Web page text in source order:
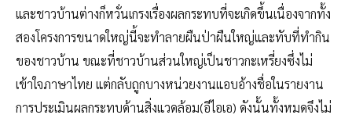
และชาวบ้านต่างก็หวั่นเกรงเรื่องผลกระทบที่จะเกิดขึ้นเนื่องจากทั้ง
สองโครงการขนาดใหญ่นี้จะทำลายผืนป่าผืนใหญ่และทับที่ทำกิน
ของชาวบ้าน ขณะที่ชาวบ้านส่วนใหญ่เป็นชาวกะเหรี่ยงซึ่งไม่
เข้าใจภาษาไทย แต่กลับถูกบางหน่วยงานแอบอ้างชื่อในรายงาน
การประเมินผลกระทบด้านสิ่งแวดล้อม(อีไอเอ) ดังนั้นทั้งหมดจึงไม่